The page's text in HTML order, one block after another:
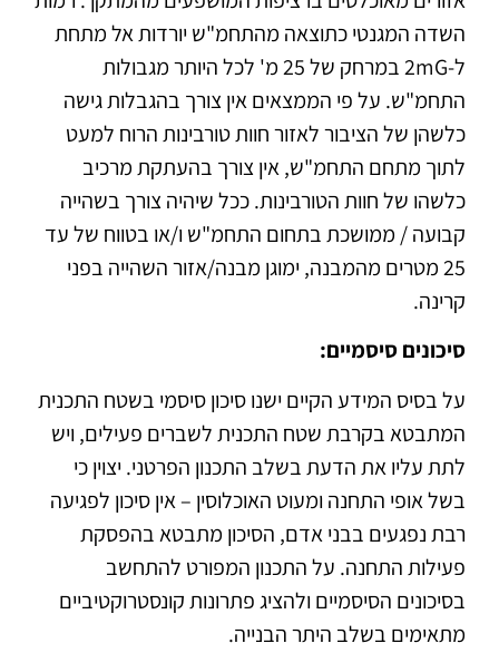
השדה המגנטי כתוצאה מהתחמ"ש יורדות אל מתחת
ל-2mG במרחק של 25 מ' לכל היותר מגבולות
התחמ"ש. על פי הממצאים אין צורך בהגבלות גישה
כלשהן של הציבור לאזור חוות טורבינות הרוח למעט
לתוך מתחם התחמ"ש, אין צורך בהעתקת מרכיב
כלשהו של חוות הטורבינות. ככל שיהיה צורך בשהייה
קבועה / ממושכת בתחום התחמ"ש ו/או בטווח של עד
25 מטרים מהמבנה, ימוגן מבנה/אזור השהייה בפני
קרינה.
סיכונים סיסמיים:
על בסיס המידע הקיים ישנו סיכון סיסמי בשטח התכנית
המתבטא בקרבת שטח התכנית לשברים פעילים, ויש
לתת עליו את הדעת בשלב התכנון הפרטני. יצוין כי
בשל אופי התחנה ומעוט האוכלוסין – אין סיכון לפגיעה
רבת נפגעים בבני אדם, הסיכון מתבטא בהפסקת
פעילות התחנה. על התכנון המפורט להתחשב
בסיכונים הסיסמיים ולהציג פתרונות קונסטרוקטיביים
מתאימים בשלב היתר הבנייה.